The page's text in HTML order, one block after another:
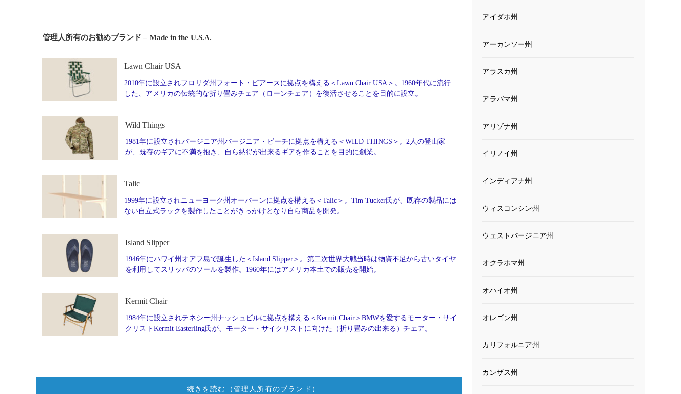
管理人所有のお勧めブランド – Made in the U.S.A.
Lawn Chair USA
2010年に設立されフロリダ州フォート・ピアースに拠点を構える＜Lawn Chair USA＞。1960年代に流行
した、アメリカの伝統的な折り畳みチェア（ローンチェア）を復活させることを目的に設立。
Wild Things
1981年に設立されバージニア州バージニア・ビーチに拠点を構える＜WILD THINGS＞。2人の登山家
が、既存のギアに不満を抱き、自ら納得が出来るギアを作ることを目的に創業。
Talic
1999年に設立されニューヨーク州オーバーンに拠点を構える＜Talic＞。Tim Tucker氏が、既存の製品には
ない自立式ラックを製作したことがきっかけとなり自ら商品を開発。
Island Slipper
1946年にハワイ州オアフ島で誕生した＜Island Slipper＞。第二次世界大戦当時は物資不足から古いタイヤ
を利用してスリッパのソールを製作。1960年にはアメリカ本土での販売を開始。
Kermit Chair
1984年に設立されテネシー州ナッシュビルに拠点を構える＜Kermit Chair＞BMWを愛するモーター・サイ
クリストKermit Easterling氏が、モーター・サイクリストに向けた（折り畳みの出来る）チェア。
続きを読む（管理人所有のブランド）
アイダホ州
アーカンソー州
アラスカ州
アラバマ州
アリゾナ州
イリノイ州
インディアナ州
ウィスコンシン州
ウェストバージニア州
オクラホマ州
オハイオ州
オレゴン州
カリフォルニア州
カンザス州